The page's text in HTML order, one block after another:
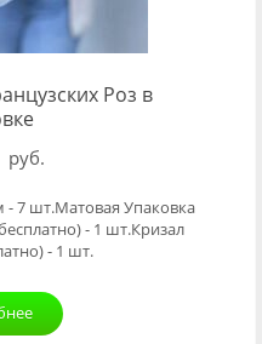
Роз в
руб.
- 7 шт.Матовая Упаковка
- 1 шт.Кризал
- 1 шт.